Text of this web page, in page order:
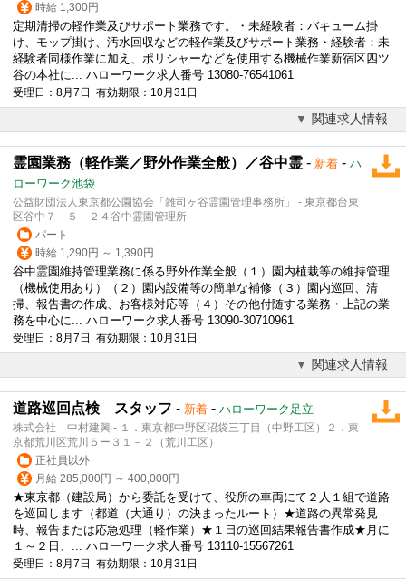
時給 1,300円
定期清掃の軽作業及びサポート業務です。・未経験者：バキューム掛
け、モップ掛け、汚水回収などの軽作業及びサポート業務・経験者：未
経験者同様作業に加え、ポリシャーなどを使用する機械作業新宿区四ツ
谷の本社に... ハローワーク求人番号 13080-76541061
受理日：8月7日 有効期限：10月31日
関連求人情報
霊園業務（軽作業／野外作業全般）／谷中霊 - 新着 - ハ
ローワーク池袋
公益財団法人東京都公園協会「雑司ヶ谷霊園管理事務所」 - 東京都台東
区谷中７－５－２４谷中霊園管理所
パート
時給 1,290円 ～ 1,390円
谷中霊園維持管理業務に係る野外作業全般（１）園内植栽等の維持管理
（機械使用あり）（２）園内設備等の簡単な補修（３）園内巡回、清
掃、報告書の作成、お客様対応等（４）その他付随する業務・上記の業
務を中心に... ハローワーク求人番号 13090-30710961
受理日：8月7日 有効期限：10月31日
関連求人情報
道路巡回点検 スタッフ - 新着 - ハローワーク足立
株式会社 中村建興 - １．東京都中野区沼袋三丁目（中野工区）２．東
京都荒川区荒川５ー３１－２（荒川工区）
正社員以外
月給 285,000円 ～ 400,000円
★東京都（建設局）から委託を受けて、役所の車両にて２人１組で道路
を巡回します（都道（大通り）の決まったルート）★道路の異常発見
時、報告または応急処理（軽作業）★１日の巡回結果報告書作成★月に
１～２日、... ハローワーク求人番号 13110-15567261
受理日：8月7日 有効期限：10月31日